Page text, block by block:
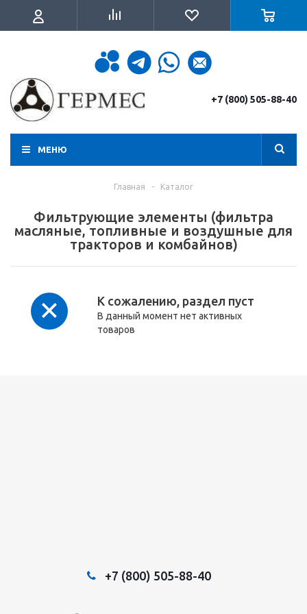
+7 (800) 505-88-40
МЕНЮ
Главная - Каталог
Фильтрующие элементы (фильтра
масляные, топливные и воздушные для
тракторов и комбайнов)
К сожалению, раздел пуст
В данный момент нет активных
товаров
+7 (800) 505-88-40